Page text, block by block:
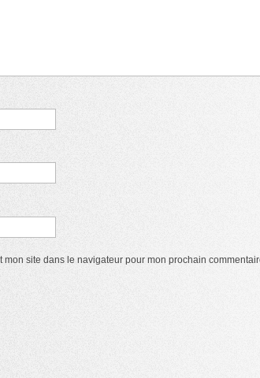
mon site dans le navigateur pour mon prochain